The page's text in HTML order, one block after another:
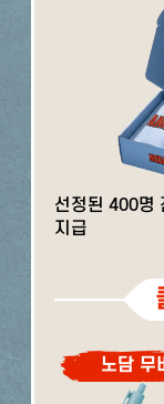
선정된 400명
지급
노담 무